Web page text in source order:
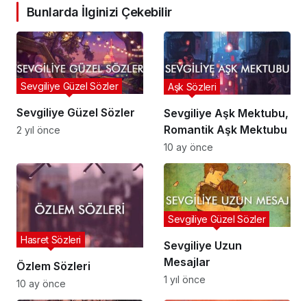
Bunlarda İlginizi Çekebilir
Sevgiliye Güzel Sözler
Sevgiliye Güzel Sözler
2 yıl önce
Sevgiliye Aşk Mektubu,
Romantik Aşk Mektubu
Aşk Sözleri
10 ay önce
Özlem Sözleri
Hasret Sözleri
10 ay önce
Sevgiliye Uzun
Mesajlar
Sevgiliye Güzel Sözler
1 yıl önce